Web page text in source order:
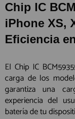
Chip IC
iPhone XS,
Eficiencia
El Chip IC
carga de los
garantiza una
experiencia del
batería de tu